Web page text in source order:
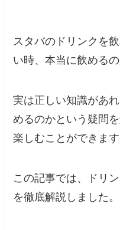
スタバのドリンクを
い時、本当に飲める
実は正しい知識があ
めるのかという疑問
楽しむことができます
この記事では、ドリ
を徹底解説しました。